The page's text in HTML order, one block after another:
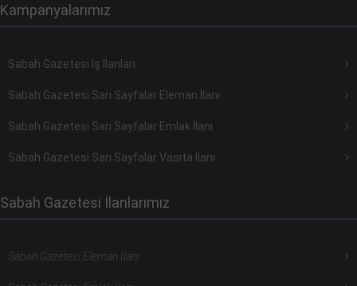
Kampanyalarımız
Sabah Gazetesi İş İlanları
Sabah Gazetesi Sarı Sayfalar Eleman İlanı
Sabah Gazetesi Sarı Sayfalar Emlak İlanı
Sabah Gazetesi Sarı Sayfalar Vasıta İlanı
Sabah Gazetesi İlanlarımız
Sabah Gazetesi Eleman İlanı